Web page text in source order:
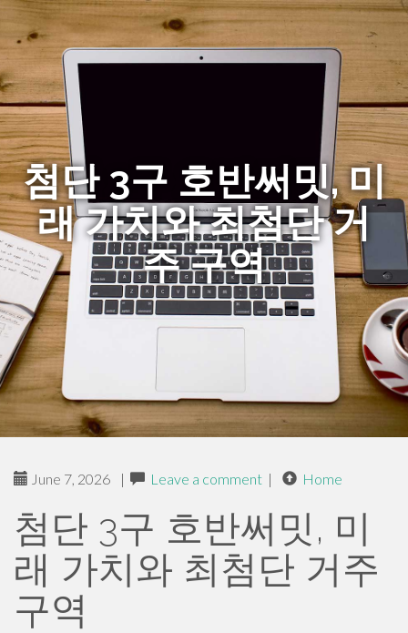
첨단 3구 호반써밋, 미
래 가치와 최첨단 거
주 구역
June 7, 2026 | Leave a comment | Home
첨단 3구 호반써밋, 미
래 가치와 최첨단 거주
구역